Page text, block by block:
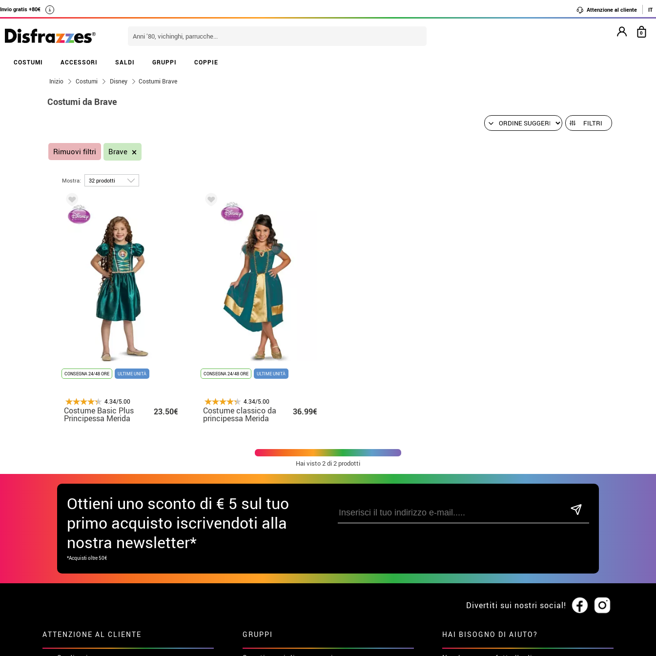
Invio gratis +80€ i Attenzione al cliente IT
COSTUMI ACCESSORI SALDI GRUPPI COPPIE
0
Inizio Costumi Disney Costumi Brave
Costumi da Brave
FILTRI
Rimuovi filtri Brave
Mostra:
CONSEGNA 24/48 ORE ULTIME UNITÀ
4.34/5.00
Costume Basic Plus
Principessa Merida
per bambina
23.50€
CONSEGNA 24/48 ORE ULTIME UNITÀ
4.34/5.00
Costume classico da
principessa Merida
per bambina
36.99€
Hai visto2di 2 prodotti
Ottieni uno sconto di € 5 sul tuo
primo acquisto iscrivendoti alla
nostra newsletter*
*Acquisti oltre 50€
Divertiti sui nostri social!
ATTENZIONE AL CLIENTE GRUPPI HAI BISOGNO DI AIUTO?